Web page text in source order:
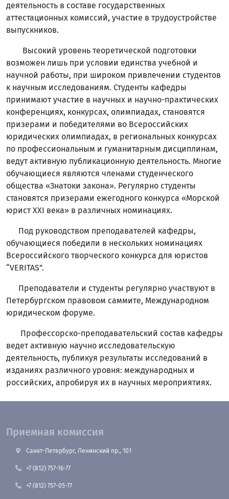
деятельность в составе государственных
аттестационных комиссий, участие в трудоустройстве
выпускников.
Высокий уровень теоретической подготовки
возможен лишь при условии единства учебной и
научной работы, при широком привлечении студентов
к научным исследованиям. Студенты кафедры
принимают участие в научных и научно-практических
конференциях, конкурсах, олимпиадах, становятся
призерами и победителями во Всероссийских
юридических олимпиадах, в региональных конкурсах
по профессиональным и гуманитарным дисциплинам,
ведут активную публикационную деятельность. Многие
обучающиеся являются членами студенческого
общества «Знатоки закона». Регулярно студенты
становятся призерами ежегодного конкурса «Морской
юрист XXI века» в различных номинациях.
Под руководством преподавателей кафедры,
обучающиеся победили в нескольких номинациях
Всероссийского творческого конкурса для юристов
“VERITAS”.
Преподаватели и студенты регулярно участвуют в
Петербургском правовом саммите, Международном
юридическом форуме.
Профессорско-преподавательский состав кафедры
ведет активную научно исследовательскую
деятельность, публикуя результаты исследований в
изданиях различного уровня: международных и
российских, апробируя их в научных мероприятиях.
Приемная комиссия
Санкт-Петербург, Ленинский пр., 101
+7 (812) 757-16-77
+7 (812) 757-05-77